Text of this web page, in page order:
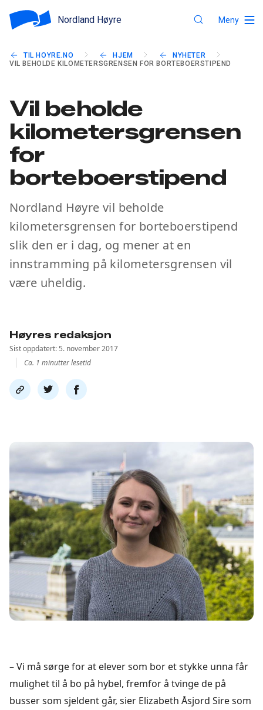
Nordland Høyre Meny
TIL HOYRE.NO HJEM
NYHETER
VIL BEHOLDE KILOMETERSGRENSEN FOR BORTEBOERSTIPEND
Vil beholde
kilometersgrensen
for
borteboerstipend
Nordland Høyre vil beholde
kilometersgrensen for borteboerstipend
slik den er i dag, og mener at en
innstramming på kilometersgrensen vil
være uheldig.
Høyres redaksjon
Sist oppdatert: 5. november 2017
Ca. 1 minutter lesetid
Del
link
Del
på
Del
på
– Vi må sørge for at elever som bor et stykke unna får
mulighet til å bo på hybel, fremfor å tvinge de på
busser som sjeldent går, sier Elizabeth Åsjord Sire som